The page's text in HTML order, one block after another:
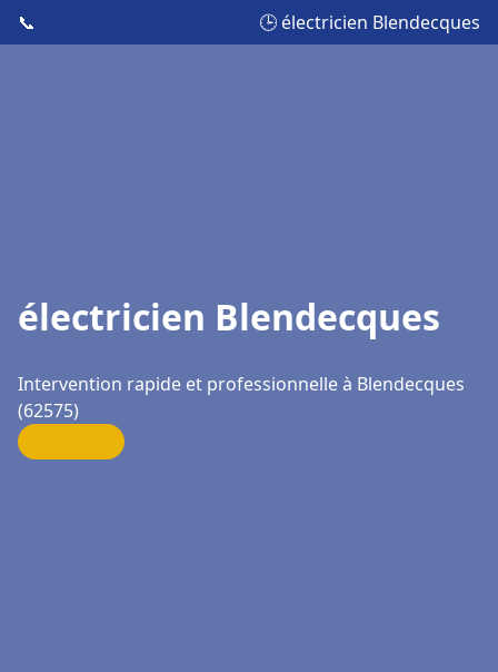
📞 🕒 électricien Blendecques
électricien Blendecques
Intervention rapide et professionnelle à Blendecques
(62575)